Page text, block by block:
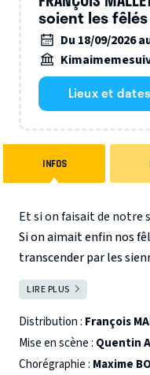
soient les fêlés
Du 18/09/2026
Lieux et dates
INFOS
Et si on faisait de
Si on aimait enfin nos
transcender par les
artistique, c’est avec
qu’il nous livre ses
retrouverez les rêves
l’être et ces
rire autant que
LIRE PLUS
Distribution : François
Mise en scène : Quentin
Chorégraphie : Maxime